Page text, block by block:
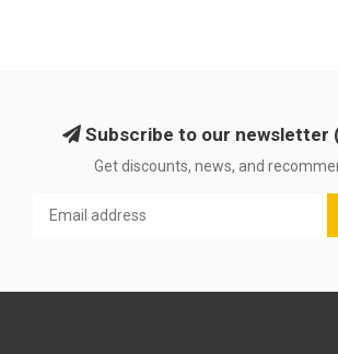
Subscribe to our newsletter
Get discounts, news, and